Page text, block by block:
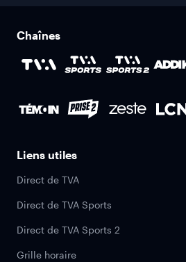
Chaînes
Liens utiles
Direct de TVA
Direct de TVA Sports
Direct de TVA Sports 2
Grille horaire